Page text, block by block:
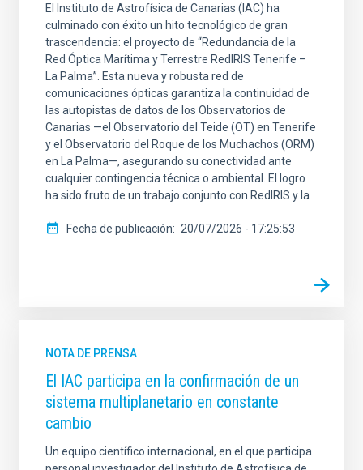
El Instituto de Astrofísica de Canarias (IAC) ha
culminado con éxito un hito tecnológico de gran
trascendencia: el proyecto de “Redundancia de la
Red Óptica Marítima y Terrestre RedIRIS Tenerife –
La Palma”. Esta nueva y robusta red de
comunicaciones ópticas garantiza la continuidad de
las autopistas de datos de los Observatorios de
Canarias —el Observatorio del Teide (OT) en Tenerife
y el Observatorio del Roque de los Muchachos (ORM)
en La Palma—, asegurando su conectividad ante
cualquier contingencia técnica o ambiental. El logro
ha sido fruto de un trabajo conjunto con RedIRIS y la
Fecha de publicación 20/07/2026 - 17:25:53
NOTA DE PRENSA
El IAC participa en la confirmación de un
sistema multiplanetario en constante
cambio
Un equipo científico internacional, en el que participa